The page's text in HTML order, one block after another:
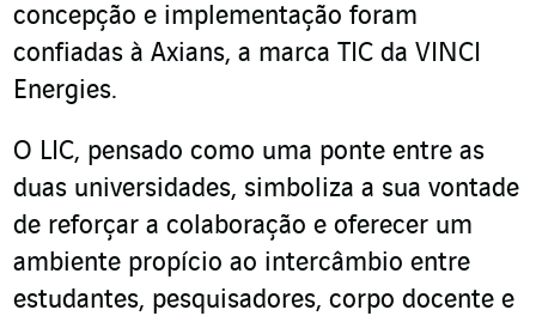
concepção e implementação foram
confiadas à Axians, a marca TIC da VINCI
Energies.
O LIC, pensado como uma ponte entre as
duas universidades, simboliza a sua vontade
de reforçar a colaboração e oferecer um
ambiente propício ao intercâmbio entre
estudantes, pesquisadores, corpo docente e